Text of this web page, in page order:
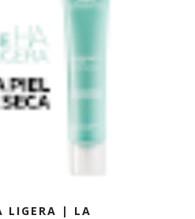
LIGERA | LA